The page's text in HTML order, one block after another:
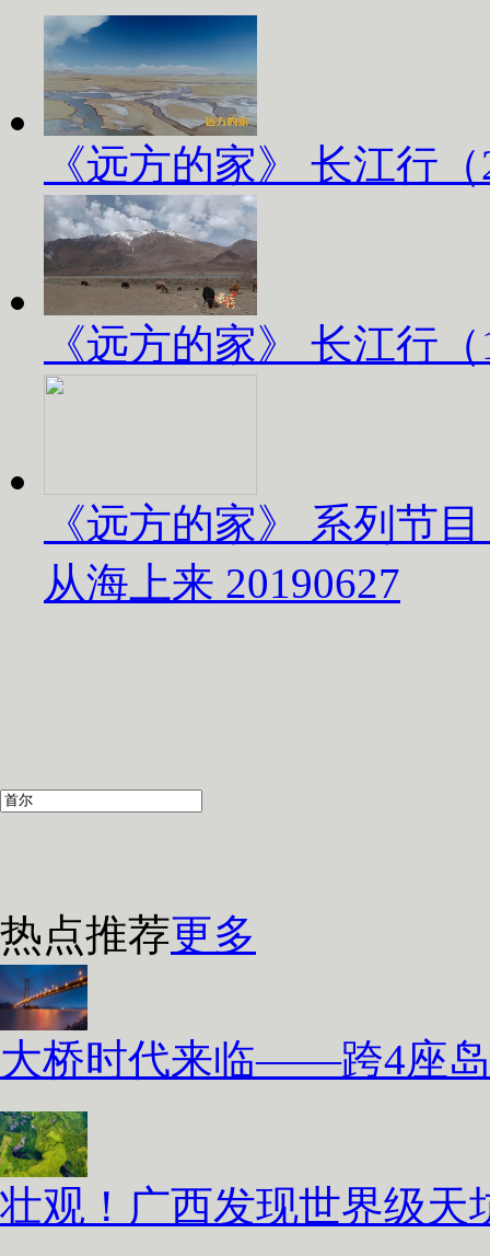
《远方的家》 长江行
《远方的家》 长江行
《远方的家》 系列节
从海上来 20190627
热点推荐更多
大桥时代来临——跨4座
壮观！广西发现世界级天